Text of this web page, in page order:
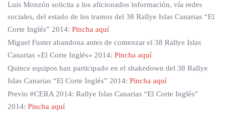
Luis Monzón solicita a los aficionados información, vía redes
sociales, del estado de los tramos del 38 Rallye Islas Canarias “El
Corte Inglés” 2014: Pincha aquí
Miguel Fuster abandona antes de comenzar el 38 Rallye Islas
Canarias «El Corte Inglés» 2014: Pincha aquí
Quince equipos han participado en el shakedown del 38 Rallye
Islas Canarias “El Corte Inglés” 2014: Pincha aquí
Previo #CERA 2014: Rallye Islas Canarias “El Corte Inglés”
2014: Pincha aquí